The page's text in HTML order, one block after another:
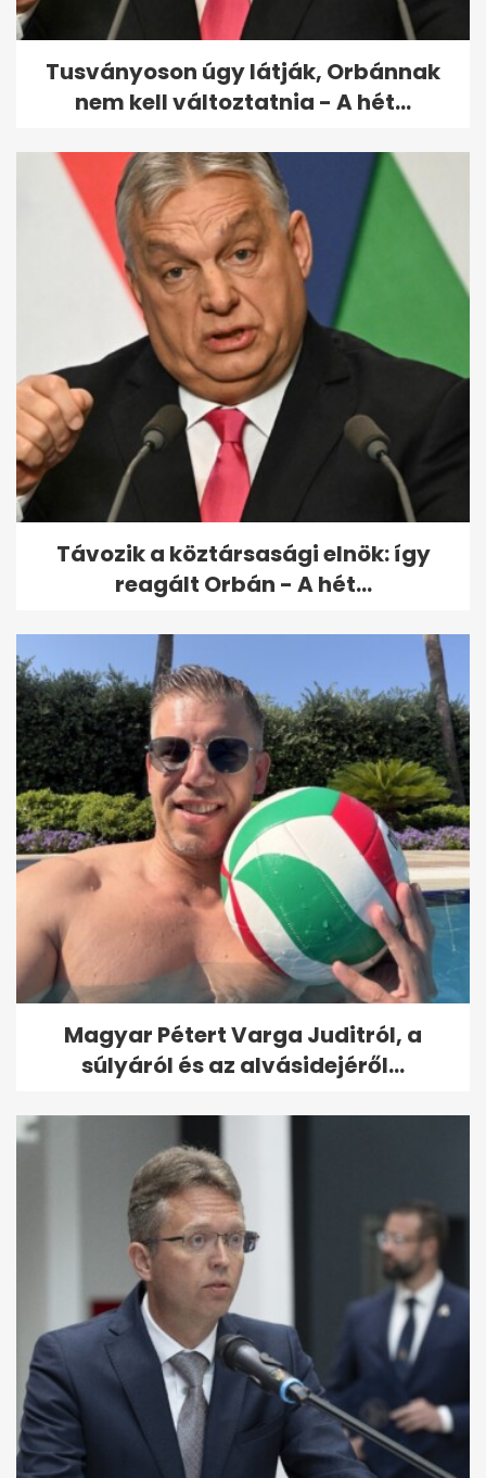
Tusványoson úgy látják, Orbánnak
nem kell változtatnia - A hét...
Távozik a köztársasági elnök: így
reagált Orbán - A hét...
Magyar Pétert Varga Juditról, a
súlyáról és az alvásidejéről...